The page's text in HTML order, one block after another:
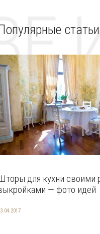
статьи
для кухни своими
— фото идей